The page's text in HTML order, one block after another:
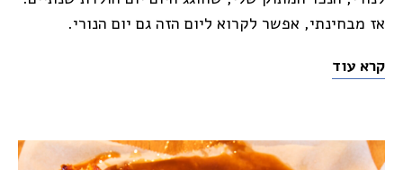
אז מבחינתי, אפשר לקרוא ליום הזה גם יום הנורי.
קרא עוד